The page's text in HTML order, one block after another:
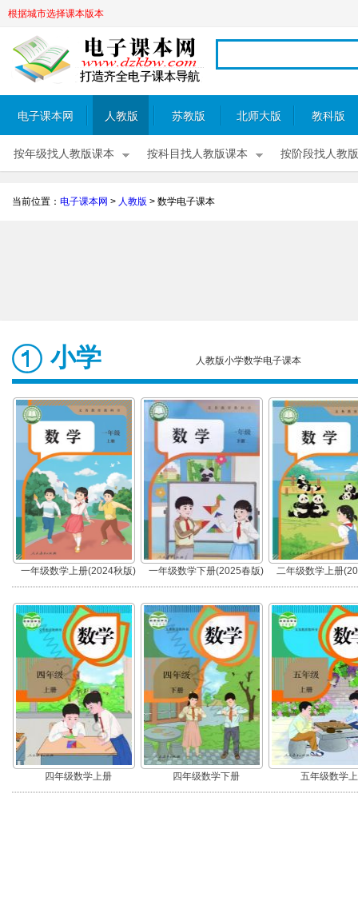
根据城市选择课本版本
电子课本网 人教版 苏教版 北师大版 教科版
按年级找人教版课本 按科目找人教版课本 按阶段找人教
当前位置： 电子课本网 > 人教版 > 数学电子课本
小学 人教版小学数学电子课本
一年级数学上册(2024秋版) 一年级数学下册(2025春版) 二年级数学上册
四年级数学上册 四年级数学下册 五年级数学